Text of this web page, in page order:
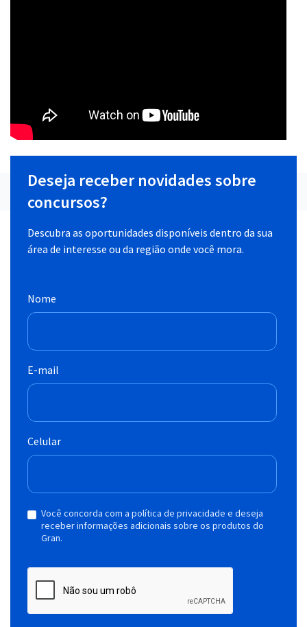
Deseja receber novidades sobre
concursos?
Descubra as oportunidades disponíveis dentro da sua
área de interesse ou da região onde você mora.
Nome
E-mail
Celular
Você concorda com a política de privacidade e deseja
receber informações adicionais sobre os produtos do
Gran.